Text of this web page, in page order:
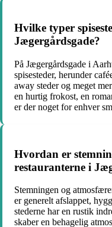
Hvilke typer
Jægergårdsgade?
På Jægergårdsgade i
spisesteder, herunder
away steder og meget
en hurtig frokost, en
er der noget for enhver
Hvordan er
restauranterne i
Stemningen og
er generelt afslappet,
stederne har en rustik
skaber en behagelig